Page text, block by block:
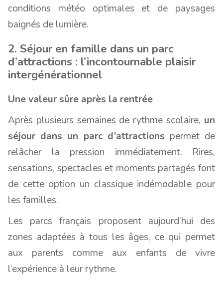
conditions météo optimales et de paysages
baignés de lumière.
2. Séjour en famille dans un parc
d’attractions : l’incontournable plaisir
intergénérationnel
Une valeur sûre après la rentrée
Après plusieurs semaines de rythme scolaire, un
séjour dans un parc d’attractions permet de
relâcher la pression immédiatement. Rires,
sensations, spectacles et moments partagés font
de cette option un classique indémodable pour
les familles.
Les parcs français proposent aujourd’hui des
zones adaptées à tous les âges, ce qui permet
aux parents comme aux enfants de vivre
l’expérience à leur rythme.